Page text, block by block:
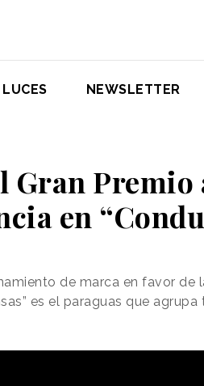
NEWSLETTER
Gran
en
de marca en favor de
es el paraguas que